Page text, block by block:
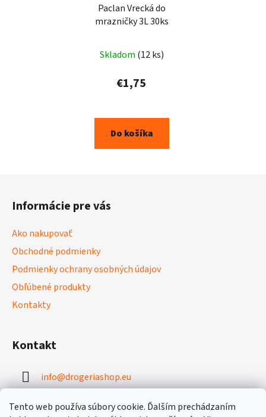
Tento web používa súbory cookie. Ďalším prechádzaním
Paclan Vrecká do
mrazničky 3L 30ks
Skladom (12 ks)
€1,75
Do košíka
Informácie pre vás
Ako nakupovať
Obchodné podmienky
Podmienky ochrany osobných údajov
Obľúbené produkty
Kontakty
Kontakt
info@drogeriashop.eu
+421 949 331 131